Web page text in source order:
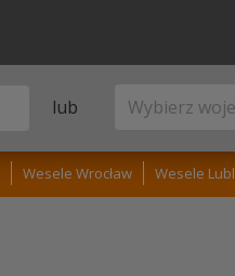
lub
Wesele Wrocław Wesele